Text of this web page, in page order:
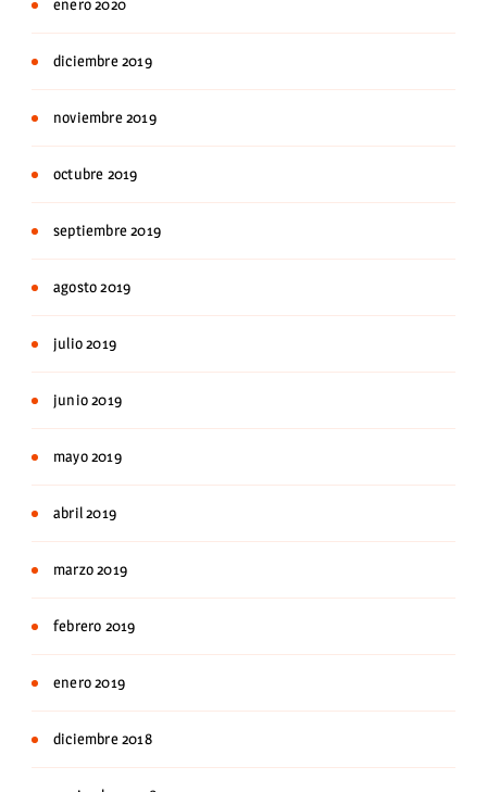
enero 2020
diciembre 2019
noviembre 2019
octubre 2019
septiembre 2019
agosto 2019
julio 2019
junio 2019
mayo 2019
abril 2019
marzo 2019
febrero 2019
enero 2019
diciembre 2018